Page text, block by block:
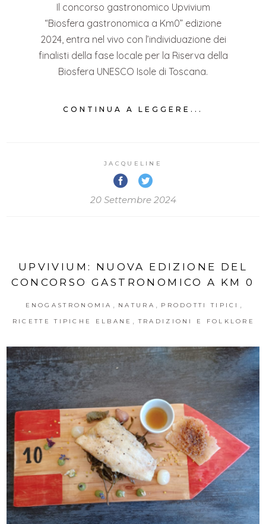
Il concorso gastronomico Upvivium
“Biosfera gastronomica a Km0” edizione
2024, entra nel vivo con l’individuazione dei
finalisti della fase locale per la Riserva della
Biosfera UNESCO Isole di Toscana.
CONTINUA A LEGGERE...
JACQUELINE
20 Settembre 2024
UPVIVIUM: NUOVA EDIZIONE DEL
CONCORSO GASTRONOMICO A KM 0
ENOGASTRONOMIA NATURA PRODOTTI TIPICI
RICETTE TIPICHE ELBANE TRADIZIONI E FOLKLORE